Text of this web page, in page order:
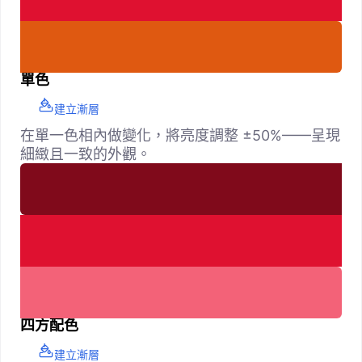
單色
建立漸層
在單一色相內做變化，將亮度調整 ±50%——呈現
細緻且一致的外觀。
四方配色
建立漸層